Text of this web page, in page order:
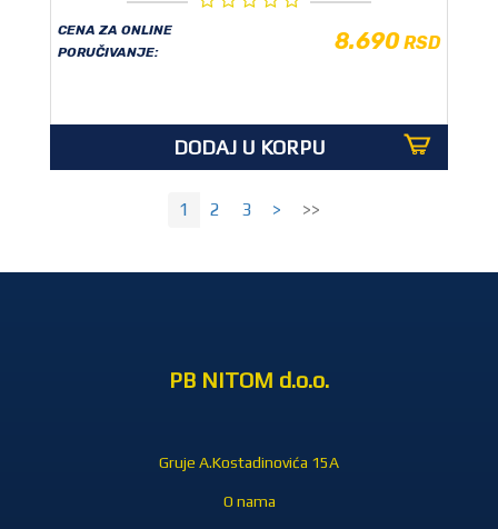
CENA ZA ONLINE
PORUČIVANJE:
8.690RSD
DODAJ U KORPU
1 2 3 > >>
PB NITOM d.o.o.
Gruje A.Kostadinovića 15A
O nama